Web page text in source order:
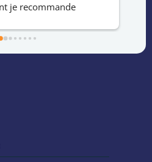
une décision
au